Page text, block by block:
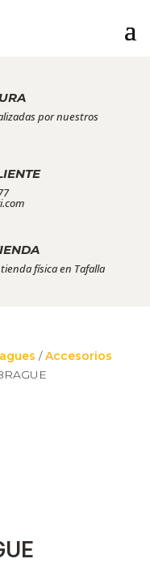
por nuestros
física en Tafalla
/Accesorios